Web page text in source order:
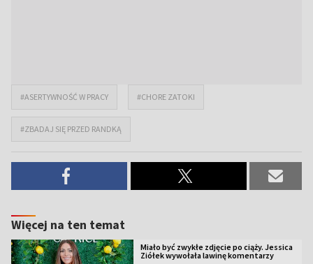
#ASERTYWNOŚĆ W PRACY #CHORE ZATOKI
#ZBADAJ SIĘ PRZED RANDKĄ
Więcej na ten temat
Miało być zwykłe zdjęcie po ciąży. Jessica
Ziółek wywołała lawinę komentarzy